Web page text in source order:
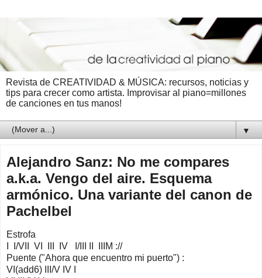
Revista de CREATIVIDAD & MÚSICA: recursos, noticias y
tips para crecer como artista. Improvisar al piano=millones
de canciones en tus manos!
▼
Alejandro Sanz: No me compares
a.k.a. Vengo del aire. Esquema
armónico. Una variante del canon de
Pachelbel
Estrofa
I I/VII VI III IV I/III II IIIM ://
Puente ("Ahora que encuentro mi puerto") :
VI(add6) III/V IV I